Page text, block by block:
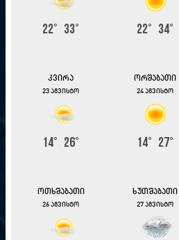
22° 33° 22° 34°
კვირა
23 აგვისტო
14° 26°
ორშაბათი
24 აგვისტო
14° 27°
ოთხშაბათი
26 აგვისტო
ხუთშაბათი
27 აგვისტო